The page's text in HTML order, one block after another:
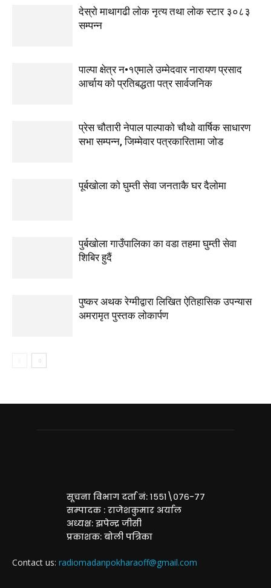
देस्राे माथागढी लाेक नृत्य तथा लाेक स्टार ३०८३
सम्पन्न
पाल्पा क्षेत्र न•१एमाले उम्मेदवार नारायण प्रसाद
आर्चाय काे प्रतिबद्धता पत्र सार्वजनिक
प्रेस चौतारी नेपाल पाल्पाको चौथो वार्षिक साधारण
सभा सम्पन्न, जिम्मेवार पत्रकारितामा जोड
पूर्बखाेला काे घुम्ती सेवा जनताकै घर दैलाेमा
पुर्बखाेला गाउँपालिका का वडा तहमा घुम्ती सेवा
शिबिर हुदैं
पुष्कर अथक रेग्मीद्वारा लिखित ऐतिहासिक उपन्यास
अमरामृत पुस्तक लोकार्पण
सूचना विभाग दर्ता नं: १५५१\०७६-७७
सम्पादक : राजेशकुमार अर्याल
अध्यक्ष: झपेन्द्र जीसी
प्रकाशक: बोली पत्रिका
Contact us: radiomadanpokharaoff@gmail.com